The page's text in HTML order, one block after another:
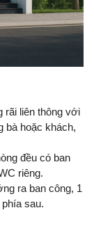
rãi liên thông với
bà hoặc khách,
đều có ban
riêng.
ra ban công, 1
sau.